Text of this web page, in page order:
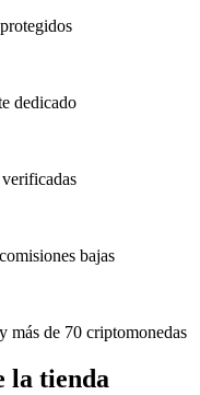
dedicado
bajas
más de 70 criptomonedas
la tienda